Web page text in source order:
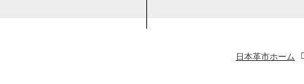
日本革市ホーム